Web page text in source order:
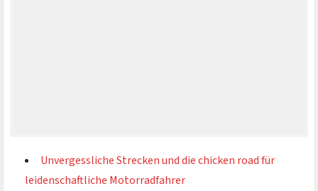
Unvergessliche Strecken und die chicken road für
leidenschaftliche Motorradfahrer